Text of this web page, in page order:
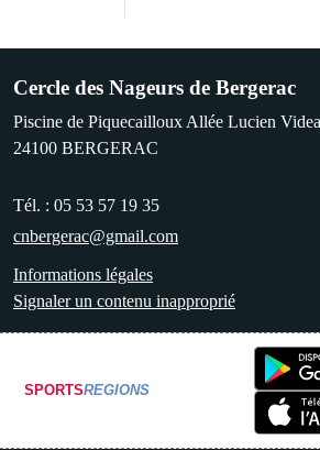
Cercle des Nageurs de Bergerac
Piscine de Piquecailloux Allée Lucien
24100 BERGERAC
Tél. : 05 53 57 19 35
cnbergerac@gmail.com
Informations légales
Signaler un contenu inapproprié
SPORTSREGIONS